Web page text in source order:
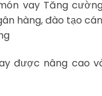
vay Tăng
hàng, đào tạo
được nâng cao